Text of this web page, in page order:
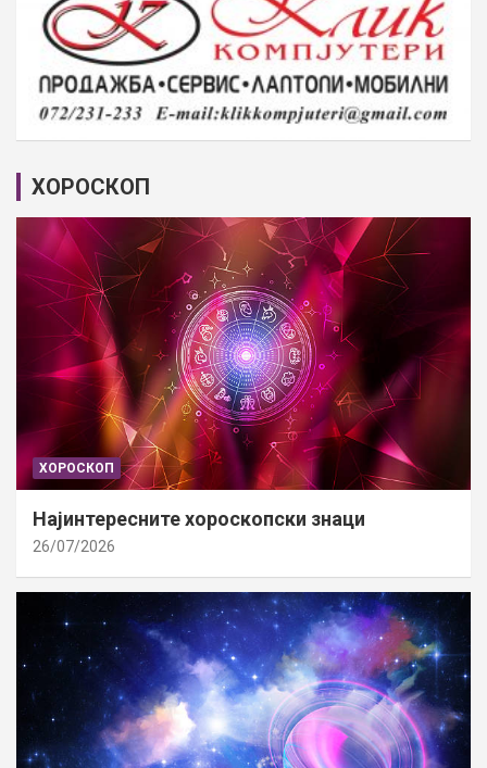
ХОРОСКОП
ХОРОСКОП
Најинтересните хороскопски знаци
26/07/2026